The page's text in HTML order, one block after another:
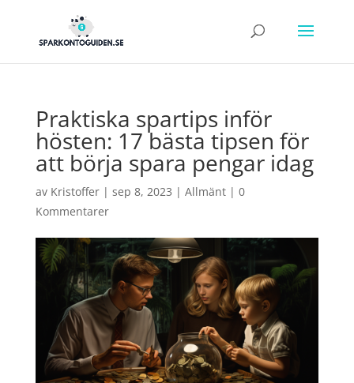
Praktiska spartips inför
hösten: 17 bästa tipsen för
att börja spara pengar idag
av Kristoffer| sep 8, 2023 | Allmänt| 0
Kommentarer